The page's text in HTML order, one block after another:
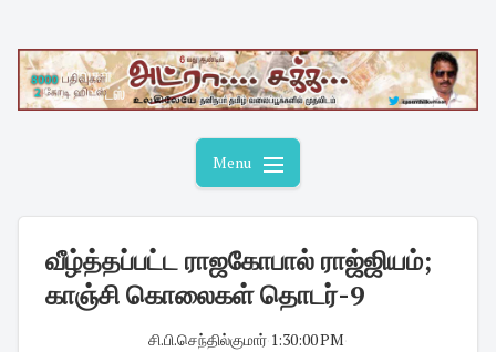
content
Menu
வீழ்த்தப்பட்ட ராஜகோபால் ராஜ்ஜியம்;
காஞ்சி கொலைகள் தொடர்-9
சி.பி.செந்தில்குமார் 1:30:00 PM